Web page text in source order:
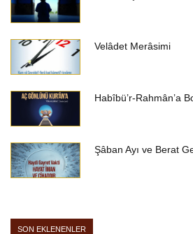
Velâdet Merâsimi
Habîbü’r-Rahmân’a
Şâban Ayı ve Berat
SON EKLENENLER